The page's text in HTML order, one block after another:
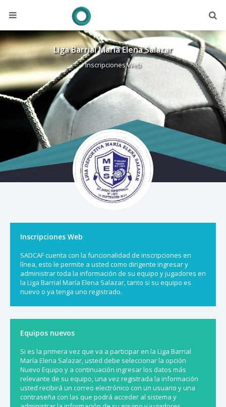
Liga Barrial María Elena Salazar
Inscripciones Web
Inscripciones Web
SADCAF cuenta con la funcionalidad de inscripciones en
línea, esto le permite a usted como dirigente ingresar y
administrar toda la información de su equipo y jugadores en
la Liga Barrial María Elena Salazar, tanto si su equipo es
nuevo o ya tenga uno registrado.
Equipos nuevos
Si es la primera vez que va a participar en la Liga Barrial
María Elena Salazar, usted debe seleccionar la opción
Nuevo Equipo y a continuación ingresar los datos más
relevante de su equipo, una vez registrada la información
usted recibirá un correo electrónico con un usuario y una
contraseña con las que podrá acceder al sistema y